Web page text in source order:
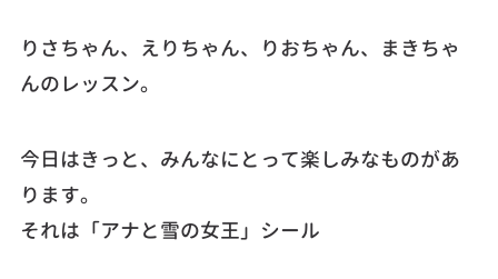
りさちゃん、えりちゃん、りおちゃん、まきちゃ
んのレッスン。
今日はきっと、みんなにとって楽しみなものがあ
ります。
それは「アナと雪の女王」シール